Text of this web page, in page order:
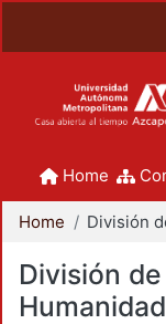
Home
Home
División